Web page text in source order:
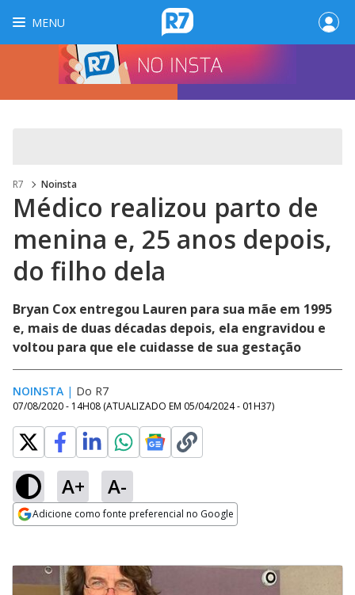
MENU
R7 Noinsta
Médico realizou parto de
menina e, 25 anos depois,
do filho dela
Bryan Cox entregou Lauren para sua mãe em 1995
e, mais de duas décadas depois, ela engravidou e
voltou para que ele cuidasse de sua gestação
NOINSTA | Do R7
07/08/2020 - 14H08 (ATUALIZADO EM 05/04/2024 - 01H37)
A+ A-
Adicione como fonte preferencial no Google